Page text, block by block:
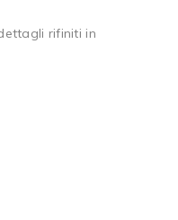
rifiniti in